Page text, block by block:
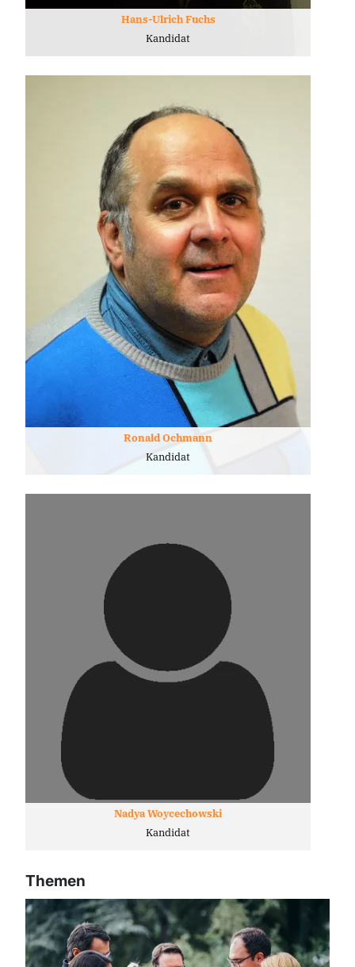
Hans-Ulrich Fuchs
Kandidat
Ronald Ochmann
Kandidat
Nadya Woycechowski
Kandidat
Themen